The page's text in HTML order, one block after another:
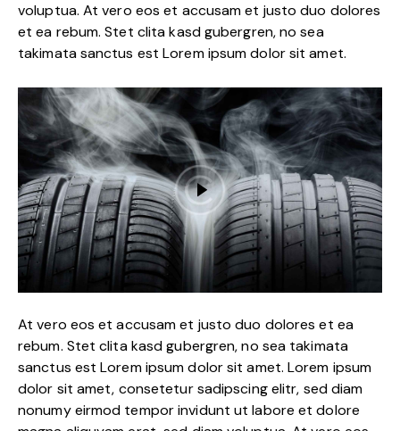
voluptua. At vero eos et accusam et justo duo dolores
et ea rebum. Stet clita kasd gubergren, no sea
takimata sanctus est Lorem ipsum dolor sit amet.
At vero eos et accusam et justo duo dolores et ea
rebum. Stet clita kasd gubergren, no sea takimata
sanctus est Lorem ipsum dolor sit amet. Lorem ipsum
dolor sit amet, consetetur sadipscing elitr, sed diam
nonumy eirmod tempor invidunt ut labore et dolore